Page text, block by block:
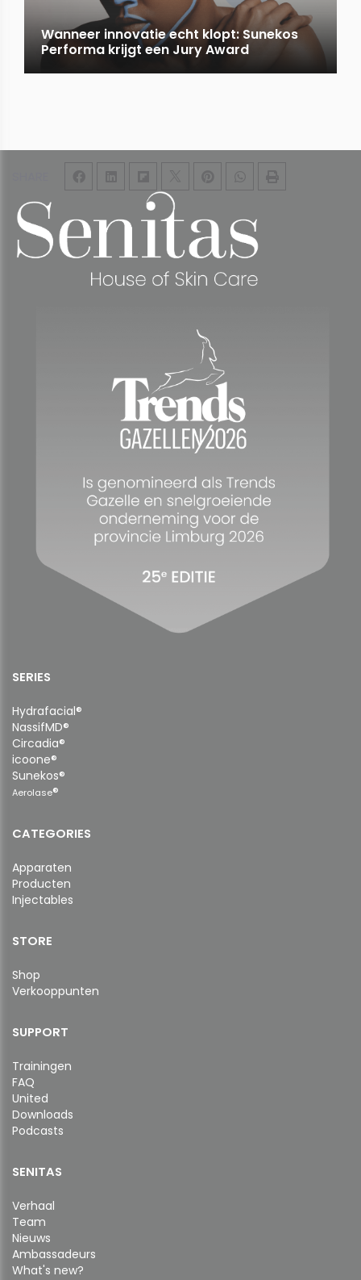
Wanneer innovatie echt klopt: Sunekos
Performa krijgt een Jury Award
SERIES
Hydrafacial®
NassifMD®
Circadia®
icoone®
Sunekos®
Aerolase®
CATEGORIES
Apparaten
Producten
Injectables
STORE
Shop
Verkooppunten
SUPPORT
Trainingen
FAQ
United
Downloads
Podcasts
SENITAS
Verhaal
Team
Nieuws
Ambassadeurs
What's new?